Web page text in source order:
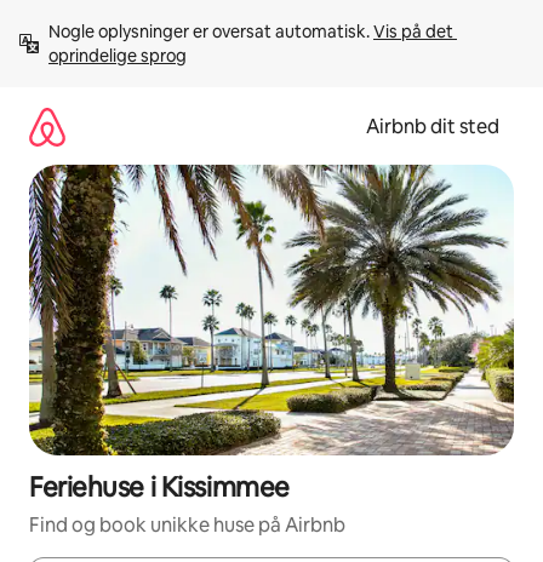
videre
Nogle oplysninger er oversat automatisk. Vis på det
oprindelige sprog
Airbnb dit sted
Feriehuse i Kissimmee
Find og book unikke huse på Airbnb